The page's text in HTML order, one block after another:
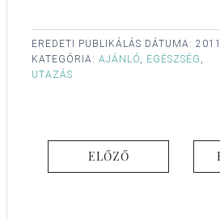
EREDETI PUBLIKÁLÁS DÁTUMA:
KATEGÓRIA: AJÁNLÓ, EGÉSZSÉG ,
UTAZÁS
ELŐZŐ